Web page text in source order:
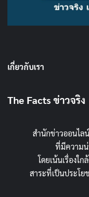
เกี่ยวกับเรา
The Facts ข่าวจริง
สำนักข่าวออนไล
ที่มีความน่
โดยเน้นเรื่องใ
สาระที่เป็นประโ